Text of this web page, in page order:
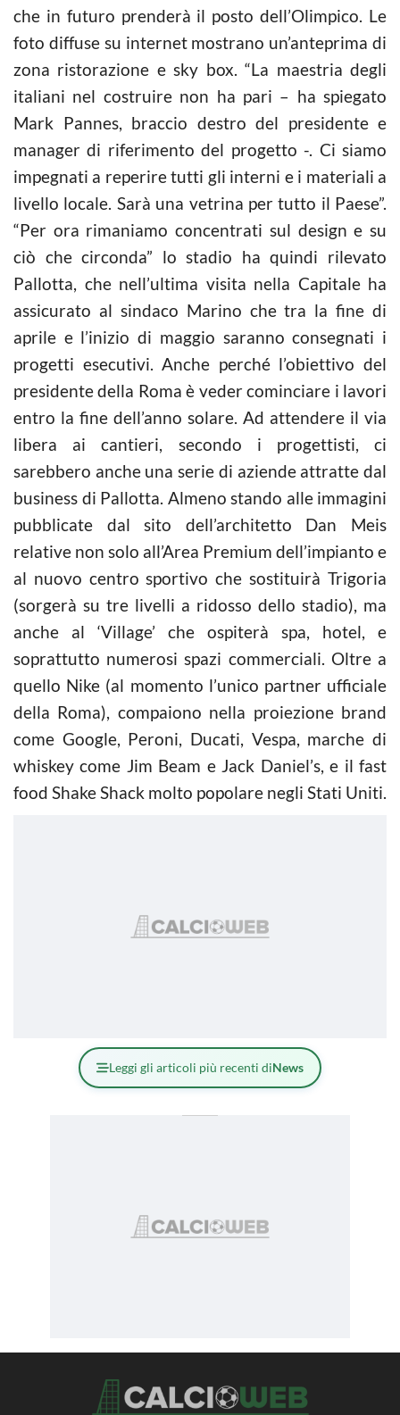
che in futuro prenderà il posto dell’Olimpico. Le
foto diffuse su internet mostrano un’anteprima di
zona ristorazione e sky box. “La maestria degli
italiani nel costruire non ha pari – ha spiegato
Mark Pannes, braccio destro del presidente e
manager di riferimento del progetto -. Ci siamo
impegnati a reperire tutti gli interni e i materiali a
livello locale. Sarà una vetrina per tutto il Paese”.
“Per ora rimaniamo concentrati sul design e su
ciò che circonda” lo stadio ha quindi rilevato
Pallotta, che nell’ultima visita nella Capitale ha
assicurato al sindaco Marino che tra la fine di
aprile e l’inizio di maggio saranno consegnati i
progetti esecutivi. Anche perché l’obiettivo del
presidente della Roma è veder cominciare i lavori
entro la fine dell’anno solare. Ad attendere il via
libera ai cantieri, secondo i progettisti, ci
sarebbero anche una serie di aziende attratte dal
business di Pallotta. Almeno stando alle immagini
pubblicate dal sito dell’architetto Dan Meis
relative non solo all’Area Premium dell’impianto e
al nuovo centro sportivo che sostituirà Trigoria
(sorgerà su tre livelli a ridosso dello stadio), ma
anche al ‘Village’ che ospiterà spa, hotel, e
soprattutto numerosi spazi commerciali. Oltre a
quello Nike (al momento l’unico partner ufficiale
della Roma), compaiono nella proiezione brand
come Google, Peroni, Ducati, Vespa, marche di
whiskey come Jim Beam e Jack Daniel’s, e il fast
food Shake Shack molto popolare negli Stati Uniti.
Leggi gli articoli più recenti diNews